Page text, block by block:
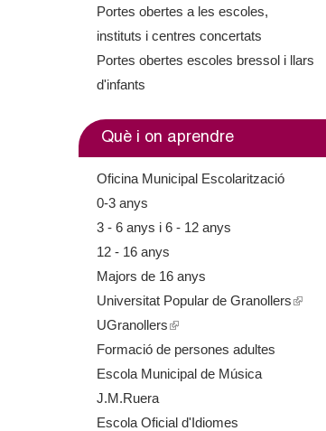
n
t
Portes obertes a les escoles,
instituts i centres concertats
Portes obertes escoles bressol i llars
d'infants
Què i on aprendre
Oficina Municipal Escolarització
0-3 anys
3 - 6 anys i 6 - 12 anys
12 - 16 anys
Majors de 16 anys
Universitat Popular de Granollers(
UGranollers(
l
i
k
Formació de persones adultes
Escola Municipal de Música
J.M.Ruera
Escola Oficial d'Idiomes